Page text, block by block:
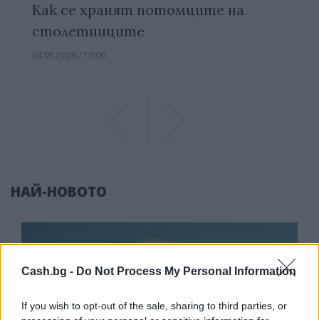
Cash.bg - Do Not Process My Personal Information
If you wish to opt-out of the sale, sharing to third parties, or
Как се хранят потомците на
столетниците
04.05.2026 / 10:00
НАЙ-НОВОТО